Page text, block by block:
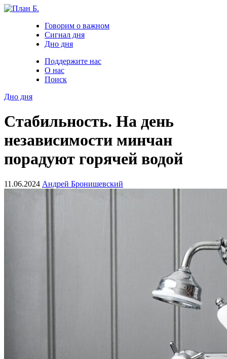
Говорим о важном
Сигнал дня
Дно дня
Поддержите нас
О нас
Поиск
Дно дня
Стабильность. На день
независимости минчан
порадуют горячей водой
11.06.2024 Андрей Бронишевский